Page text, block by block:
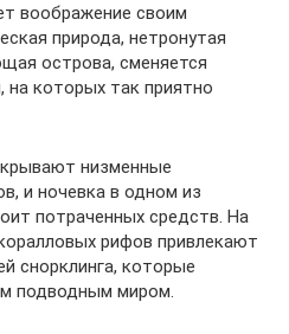
воображение своим
природа, нетронутая
острова, сменяется
которых так приятно
низменные
и ночевка в одном из
потраченных средств. На
рифов привлекают
снорклинга, которые
подводным миром.